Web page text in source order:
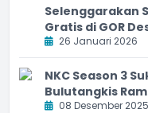
Selenggarakan
Gratis di GOR
26 Januari 2026
NKC Season 3
Bulutangkis
08 Desember 2025